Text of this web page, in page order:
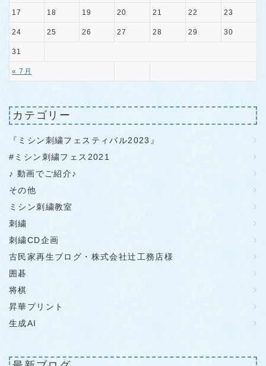
« 7月
17 18 19 20 21 22 23
24 25 26 27 28 29 30
31
カテゴリー
『ミシン刺繍フェスティバル2023』
#ミシン刺繍フェス2021
♪ 動画でご紹介♪
その他
ミシン刺繍教室
刺繍
刺繍CD企画
古民家再生ブログ・株式会社辻工務店様
囲碁
将棋
昇華プリント
生成AI